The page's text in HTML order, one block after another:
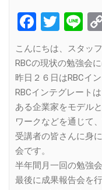
こんにちは、スタッ
RBCの現状の勉強会
昨日２６日はRBCイ
RBCインテグレート
ある企業家をモデル
ワークなどを通じて
受講者の皆さんに身
会です。
半年間月一回の勉強
最後に成果報告会を